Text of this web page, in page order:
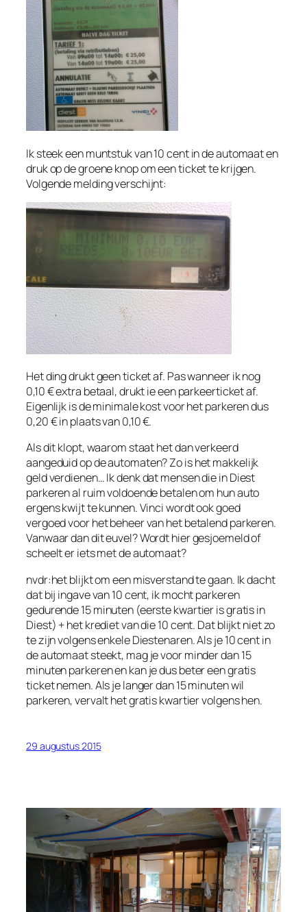
Ik steek een muntstuk van 10 cent in de automaat en
druk op de groene knop om een ticket te krijgen.
Volgende melding verschijnt:
Het ding drukt geen ticket af. Pas wanneer ik nog
0,10 € extra betaal, drukt ie een parkeerticket af.
Eigenlijk is de minimale kost voor het parkeren dus
0,20 € in plaats van 0,10 €.
Als dit klopt, waarom staat het dan verkeerd
aangeduid op de automaten? Zo is het makkelijk
geld verdienen… Ik denk dat mensen die in Diest
parkeren al ruim voldoende betalen om hun auto
ergens kwijt te kunnen. Vinci wordt ook goed
vergoed voor het beheer van het betalend parkeren.
Vanwaar dan dit euvel? Wordt hier gesjoemeld of
scheelt er iets met de automaat?
nvdr:het blijkt om een misverstand te gaan. Ik dacht
dat bij ingave van 10 cent, ik mocht parkeren
gedurende 15 minuten (eerste kwartier is gratis in
Diest) + het krediet van die 10 cent. Dat blijkt niet zo
te zijn volgens enkele Diestenaren. Als je 10 cent in
de automaat steekt, mag je voor minder dan 15
minuten parkeren en kan je dus beter een gratis
ticket nemen. Als je langer dan 15 minuten wil
parkeren, vervalt het gratis kwartier volgens hen.
29 augustus 2015